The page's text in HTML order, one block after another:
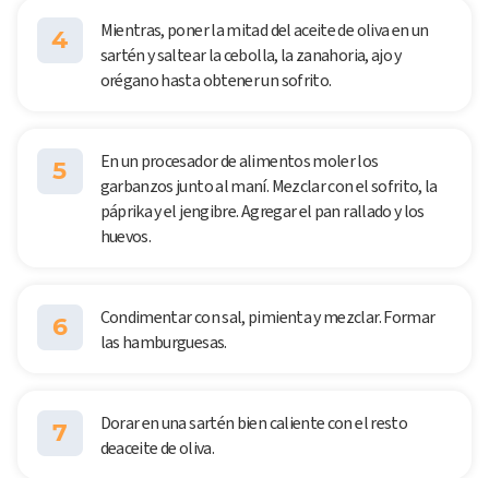
4
Mientras, poner la mitad del aceite de oliva en un
sartén y saltear la cebolla, la zanahoria, ajo y
orégano hasta obtener un sofrito.
5
En un procesador de alimentos moler los
garbanzos junto al maní. Mezclar con el sofrito, la
páprika y el jengibre. Agregar el pan rallado y los
huevos.
6
Condimentar con sal, pimienta y mezclar. Formar
las hamburguesas.
7
Dorar en una sartén bien caliente con el resto
deaceite de oliva.